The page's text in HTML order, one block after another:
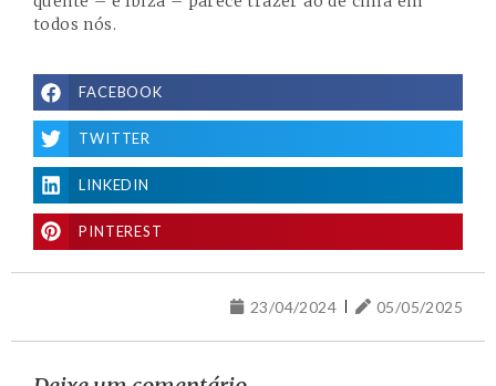
todos nós.
FACEBOOK
TWITTER
LINKEDIN
PINTEREST
23/04/2024 05/05/2025